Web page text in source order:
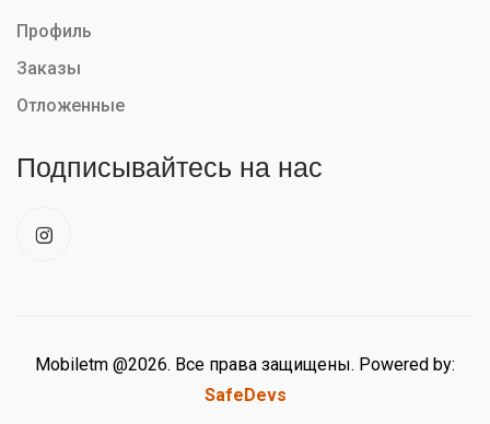
Профиль
Заказы
Отложенные
Подписывайтесь на нас
Mobiletm @2026. Все права защищены. Powered by:
SafeDevs